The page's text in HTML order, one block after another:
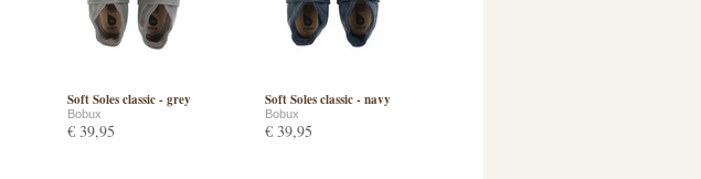
Soft Soles classic - grey
Bobux
€ 39,95
Soft Soles classic - navy
Bobux
€ 39,95